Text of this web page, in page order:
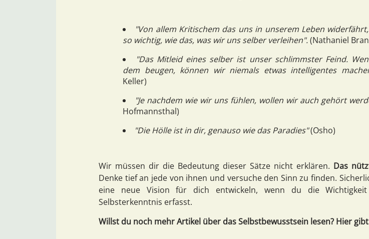
"Von allem Kritischem das uns in unserem Leben
so wichtig, wie das, was wir uns selber verleihen".(Nathaniel
"Das Mitleid eines selber ist unser schlimmster Feind.
dem beugen, können wir niemals etwas intelligentes
Keller)
"Je nachdem wie wir uns fühlen, wollen wir auch gehört
Hofmannsthal)
"Die Hölle ist in dir, genauso wie das Paradies"(Osho)
Wir müssen dir die Bedeutung dieser Sätze nicht erklären. Das
Denke tief an jede von ihnen und versuche den Sinn zu finden.
eine neue Vision für dich entwickeln, wenn du die
Selbsterkenntnis erfasst.
Willst du noch mehr Artikel über das Selbstbewusstsein lesen? Hier